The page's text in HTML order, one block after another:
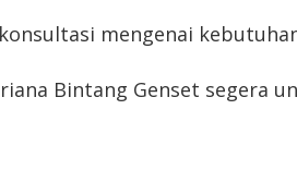
mengenai
Bintang Genset segera